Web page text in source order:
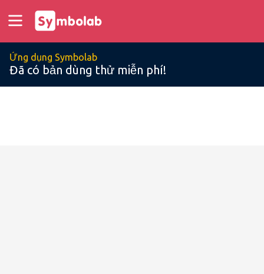
Ứng dụng Symbolab
Đã có bản dùng thử miễn phí!